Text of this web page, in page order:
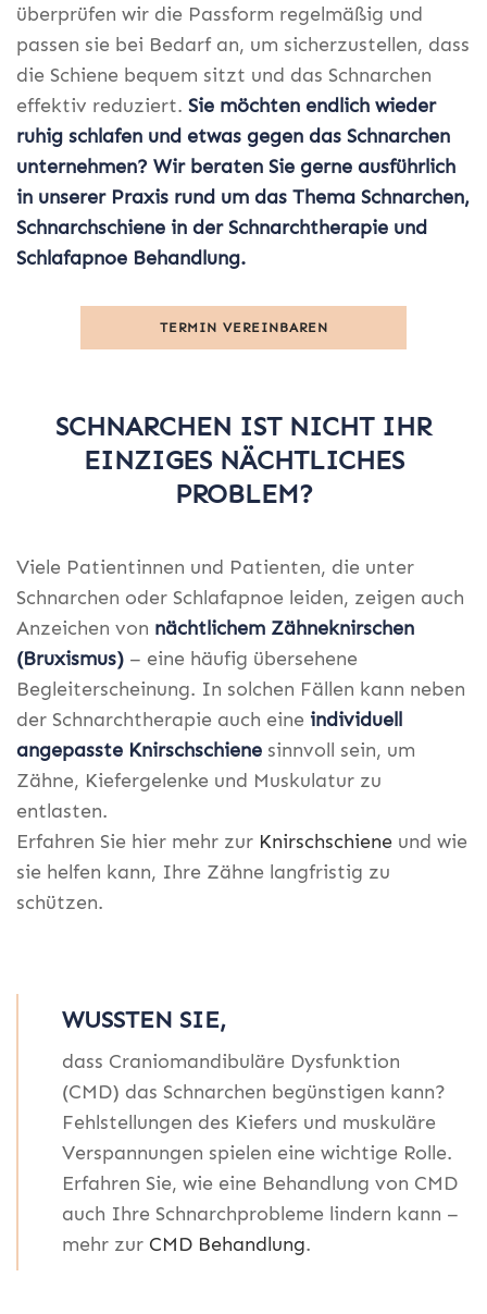
überprüfen wir die Passform regelmäßig und
passen sie bei Bedarf an, um sicherzustellen, dass
die Schiene bequem sitzt und das Schnarchen
effektiv reduziert. Sie möchten endlich wieder
ruhig schlafen und etwas gegen das Schnarchen
unternehmen? Wir beraten Sie gerne ausführlich
in unserer Praxis rund um das Thema Schnarchen,
Schnarchschiene in der Schnarchtherapie und
Schlafapnoe Behandlung.
TERMIN VEREINBAREN
SCHNARCHEN IST NICHT IHR
EINZIGES NÄCHTLICHES
PROBLEM?
Viele Patientinnen und Patienten, die unter
Schnarchen oder Schlafapnoe leiden, zeigen auch
Anzeichen von nächtlichem Zähneknirschen
(Bruxismus) – eine häufig übersehene
Begleiterscheinung. In solchen Fällen kann neben
der Schnarchtherapie auch eine individuell
angepasste Knirschschiene sinnvoll sein, um
Zähne, Kiefergelenke und Muskulatur zu
entlasten.
Erfahren Sie hier mehr zur Knirschschiene und wie
sie helfen kann, Ihre Zähne langfristig zu
schützen.
WUSSTEN SIE,
dass Craniomandibuläre Dysfunktion
(CMD) das Schnarchen begünstigen kann?
Fehlstellungen des Kiefers und muskuläre
Verspannungen spielen eine wichtige Rolle.
Erfahren Sie, wie eine Behandlung von CMD
auch Ihre Schnarchprobleme lindern kann –
mehr zur CMD Behandlung.